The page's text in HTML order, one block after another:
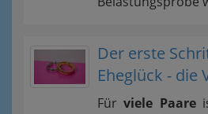
Der erste
Eheglück - die
Fürviele Paare